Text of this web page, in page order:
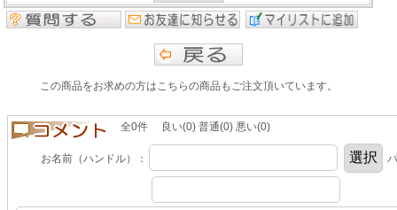
この商品をお求めの方はこちらの商品もご注文頂いています。
全0件 良い(0) 普通(0) 悪い(0)
お名前（ハンドル）：